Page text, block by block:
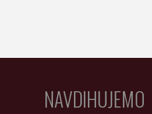
NAVDIHUJEMO